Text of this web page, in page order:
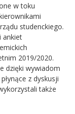
w toku
studenckiego.
ankiet
2019/2020.
dzięki wywiadom
z dyskusji
także